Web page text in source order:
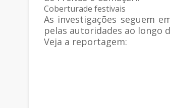
Coberturade festivais
As investigações seguem
pelas autoridades ao longo
Veja a reportagem: